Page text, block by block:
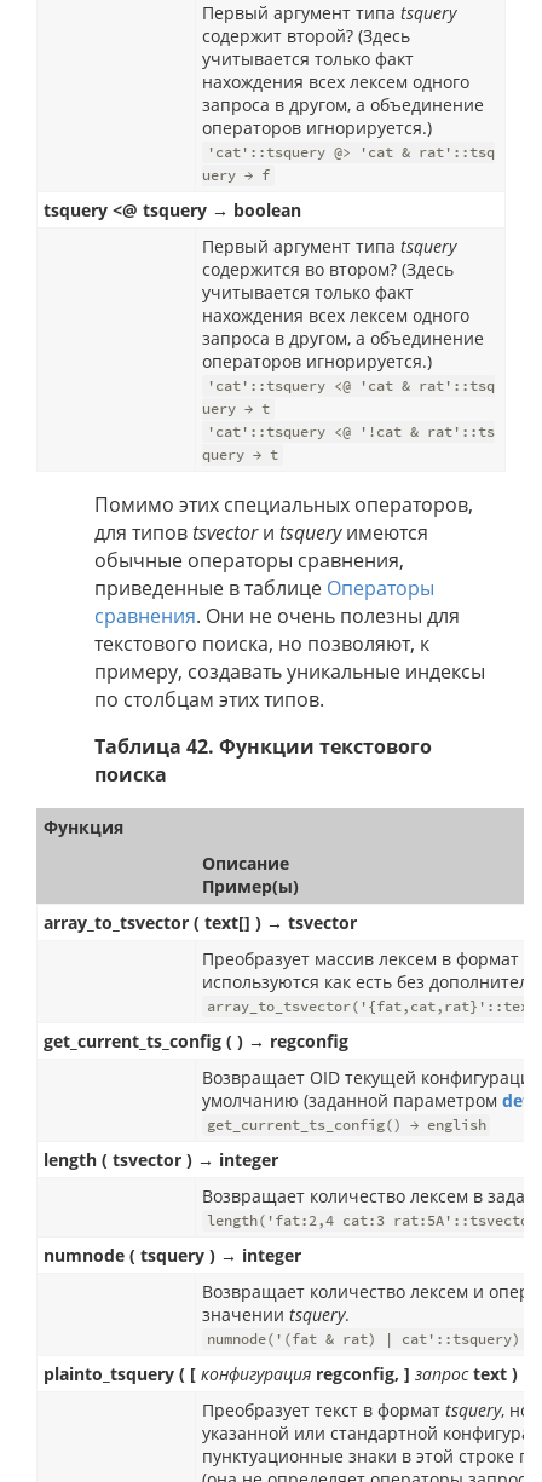
Первый аргумент типа tsquery
содержит второй? (Здесь
учитывается только факт
нахождения всех лексем одного
запроса в другом, а объединение
операторов игнорируется.)
'cat'::tsquery @> 'cat & rat'::tsq
uery → f
tsquery <@ tsquery → boolean
Первый аргумент типа tsquery
содержится во втором? (Здесь
учитывается только факт
нахождения всех лексем одного
запроса в другом, а объединение
операторов игнорируется.)
'cat'::tsquery <@ 'cat & rat'::tsq
uery → t
'cat'::tsquery <@ '!cat & rat'::ts
query → t
Помимо этих специальных операторов,
для типовtsvectorи tsqueryимеются
обычные операторы сравнения,
приведенные в таблице Операторы
сравнения. Они не очень полезны для
текстового поиска, но позволяют, к
примеру, создавать уникальные индексы
по столбцам этих типов.
Таблица 42. Функции текстового
поиска
Функция
Описание
Пример(ы)
array_to_tsvector ( text[] ) → tsvector
Преобразует массив лексем в формат
используются как есть без
get_current_ts_config ( ) → regconfig
Возвращает OID текущей конфигурации
умолчанию (заданной параметром
get_current_ts_config() → english
length ( tsvector ) → integer
Возвращает количество лексем в
length('fat:2,4 cat:3
numnode ( tsquery ) → integer
Возвращает количество лексем и
значении tsquery.
numnode('(fat & rat) | cat'::tsquery) →
plainto_tsquery ( [ конфигурация regconfig, ] запрос text ) →
Преобразует текст в формат tsquery,
указанной или стандартной
пунктуационные знаки в этой строке